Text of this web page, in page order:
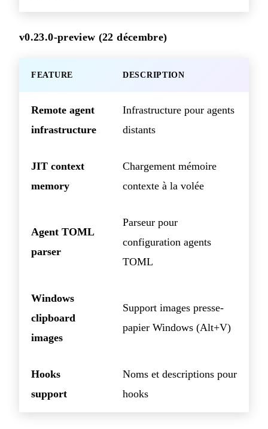
v0.23.0-preview (22 décembre)
FEATURE DESCRIPTION
Remote agent
infrastructure
Infrastructure pour agents
distants
JIT context
memory
Chargement mémoire
contexte à la volée
Agent TOML
parser
Parseur pour
configuration agents
TOML
Windows
clipboard
images
Support images presse-
papier Windows (Alt+V)
Hooks
support
Noms et descriptions pour
hooks